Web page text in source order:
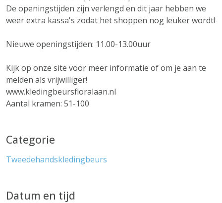
De openingstijden zijn verlengd en dit jaar hebben we
weer extra kassa's zodat het shoppen nog leuker wordt!
Nieuwe openingstijden: 11.00-13.00uur
Kijk op onze site voor meer informatie of om je aan te
melden als vrijwilliger!
www.kledingbeursfloralaan.nl
Aantal kramen: 51-100
Categorie
Tweedehandskledingbeurs
Datum en tijd